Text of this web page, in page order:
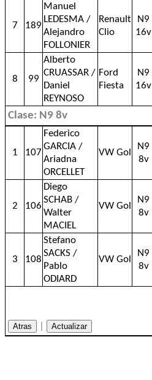
7 189
Manuel
LEDESMA /
Alejandro
FOLLONIER
Renault
Clio
N9
16v
8 99
Alberto
CRUASSAR /
Daniel
REYNOSO
Ford
Fiesta
N9
16v
Clase: N9 8v
1 107
Federico
GARCIA /
Ariadna
ORCELLET
VW Gol
N9
8v
2 106
Diego
SCHAB /
Walter
MACIEL
VW Gol
N9
8v
3 108
Stefano
SACKS /
Pablo
ODIARD
VW Gol
N9
8v